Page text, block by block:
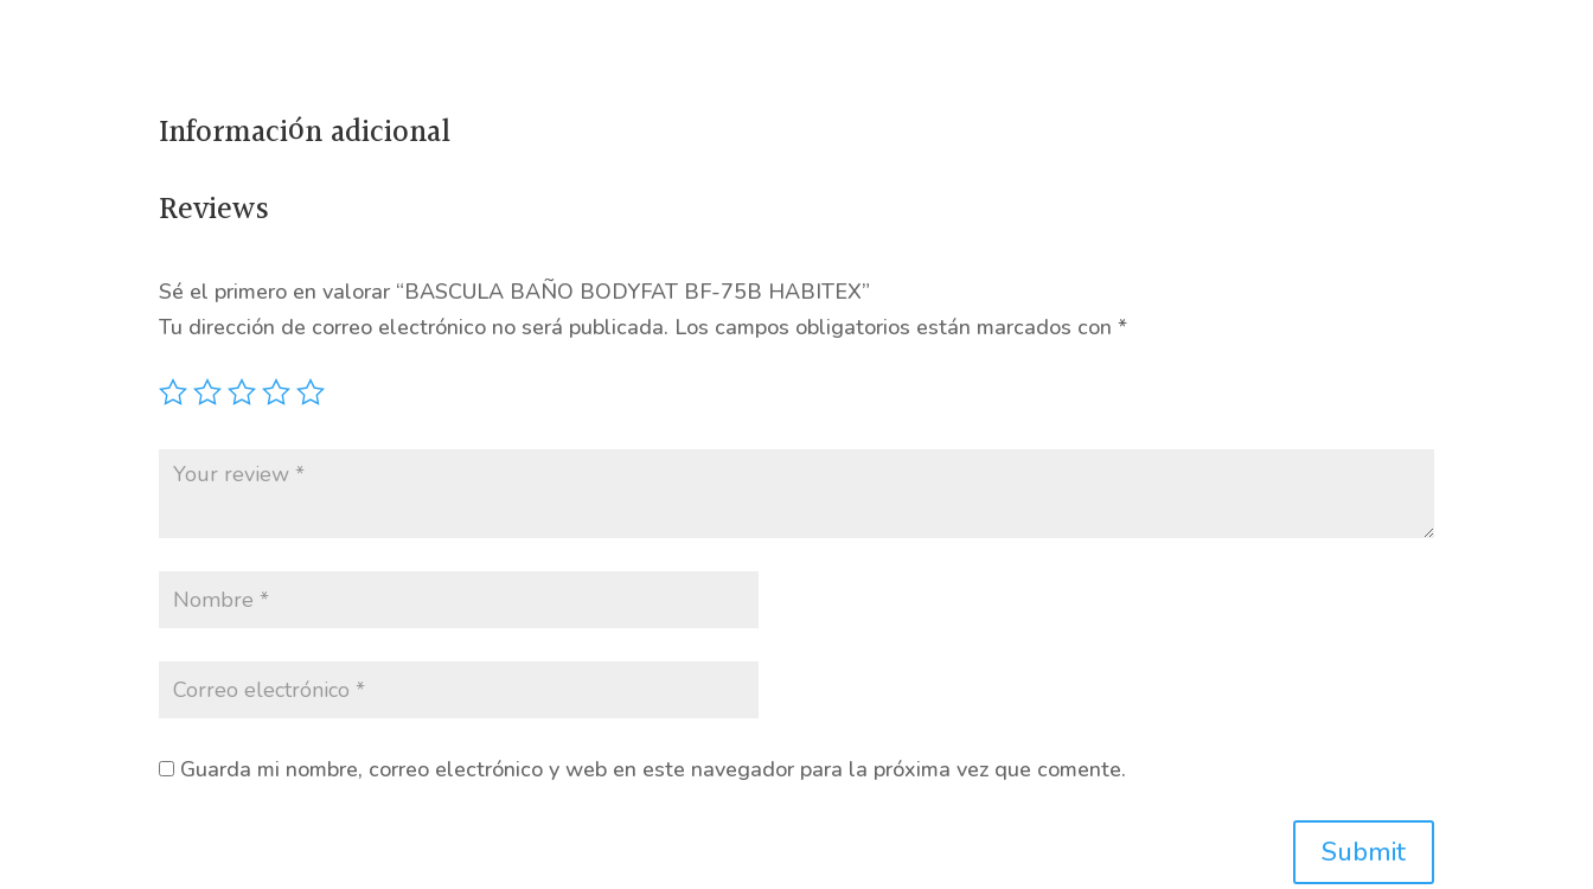
Información adicional
Reviews
Sé el primero en valorar “BASCULA BAÑO BODYFAT BF-75B HABITEX”
Tu dirección de correo electrónico no será publicada. Los campos obligatorios están marcados con*
Guarda mi nombre, correo electrónico y web en este navegador para la próxima vez que comente.
Submit